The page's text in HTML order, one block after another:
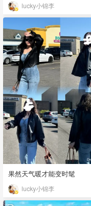
lucky小锦李
果然天气暖才能变时髦
lucky小锦李